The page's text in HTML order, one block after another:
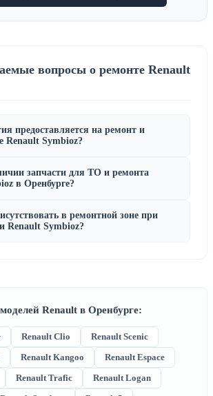
вопросы о ремонте Renault
предоставляется на ремонт и
Renault Symbioz?
запчасти для ТО и ремонта
в Оренбурге?
в ремонтной зоне при
Renault Symbioz?
Renault в Оренбурге:
Renault Clio
Renault Scenic
Renault Kangoo
Renault Espace
Renault Trafic
Renault Logan